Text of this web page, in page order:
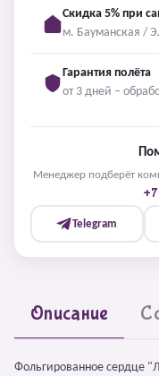
Скидка 5% при
м. Бауманская /
Гарантия полёта
от 3 дней –
Менеджер подберёт
Telegram
Описание
Фольгированное сердце